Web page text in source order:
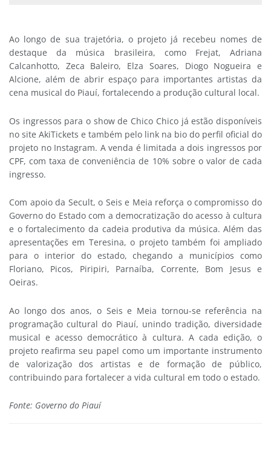
Ao longo de sua trajetória, o projeto já recebeu nomes de
destaque da música brasileira, como Frejat, Adriana
Calcanhotto, Zeca Baleiro, Elza Soares, Diogo Nogueira e
Alcione, além de abrir espaço para importantes artistas da
cena musical do Piauí, fortalecendo a produção cultural local.
Os ingressos para o show de Chico Chico já estão disponíveis
no site AkiTickets e também pelo link na bio do perfil oficial do
projeto no Instagram. A venda é limitada a dois ingressos por
CPF, com taxa de conveniência de 10% sobre o valor de cada
ingresso.
Com apoio da Secult, o Seis e Meia reforça o compromisso do
Governo do Estado com a democratização do acesso à cultura
e o fortalecimento da cadeia produtiva da música. Além das
apresentações em Teresina, o projeto também foi ampliado
para o interior do estado, chegando a municípios como
Floriano, Picos, Piripiri, Parnaíba, Corrente, Bom Jesus e
Oeiras.
Ao longo dos anos, o Seis e Meia tornou-se referência na
programação cultural do Piauí, unindo tradição, diversidade
musical e acesso democrático à cultura. A cada edição, o
projeto reafirma seu papel como um importante instrumento
de valorização dos artistas e de formação de público,
contribuindo para fortalecer a vida cultural em todo o estado.
Fonte: Governo do Piauí